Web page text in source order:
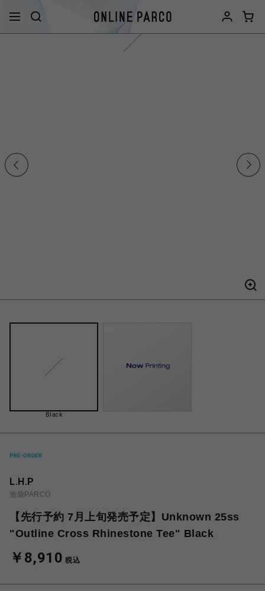
Black
L.H.P
池袋PARCO
【先行予約 7月上旬発売予定】Unknown 25ss
"Outline Cross Rhinestone Tee" Black
￥8,910 税込